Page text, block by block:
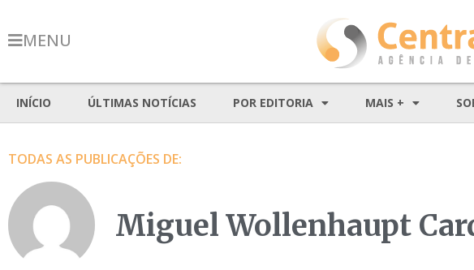
MENU
INÍCIO ÚLTIMAS NOTÍCIAS POR EDITORIA MAIS +
TODAS AS PUBLICAÇÕES DE:
Miguel Wollenhaupt